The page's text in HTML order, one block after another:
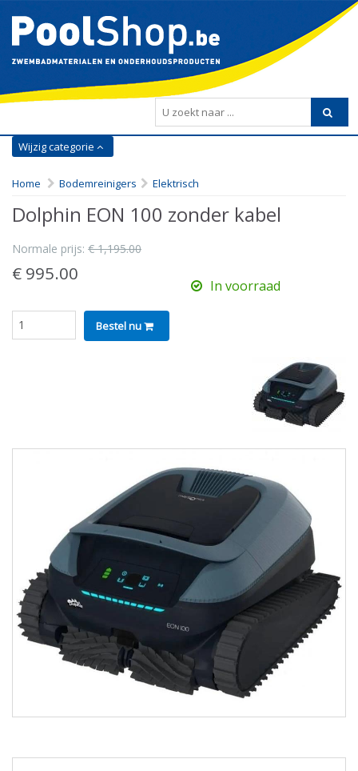
Wijzig categorie
Home Bodemreinigers Elektrisch
Dolphin EON 100 zonder kabel
Normale prijs: € 1,195.00
€ 995.00
In voorraad
Bestel nu